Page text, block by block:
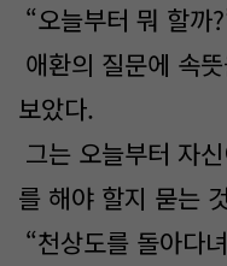
“오늘부터 뭐 할까
애환의 질문에 속
보았다.
그는 오늘부터 자
를 해야 할지 묻는
“천상도를 돌아다